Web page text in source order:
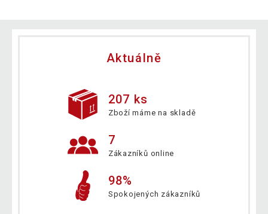
Aktuálně
207 ks
Zboží máme na skladě
7
Zákazníků online
98%
Spokojených zákazníků